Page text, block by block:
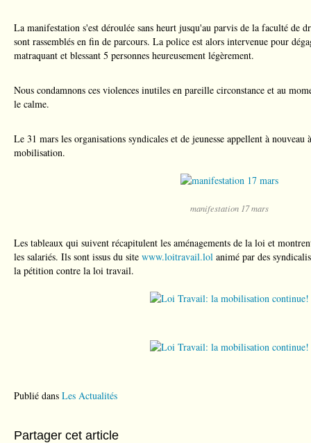
La manifestation s'est déroulée sans heurt jusqu'au parvis de la faculté de
sont rassemblés en fin de parcours. La police est alors intervenue pour
matraquant et blessant 5 personnes heureusement légèrement.
Nous condamnons ces violences inutiles en pareille circonstance et au
le calme.
Le 31 mars les organisations syndicales et de jeunesse appellent à nouveau
mobilisation.
manifestation 17 mars
Les tableaux qui suivent récapitulent les aménagements de la loi et
les salariés. Ils sont issus du site www.loitravail.lol animé par des
la pétition contre la loi travail.
Publié dans Les Actualités
Partager cet article